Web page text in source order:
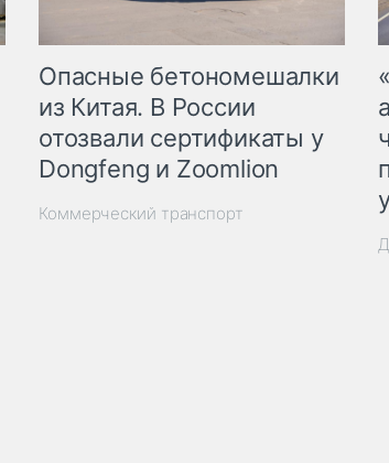
Опасные бетономешалки
из Китая. В России
отозвали сертификаты у
Dongfeng и Zoomlion
Коммерческий транспорт